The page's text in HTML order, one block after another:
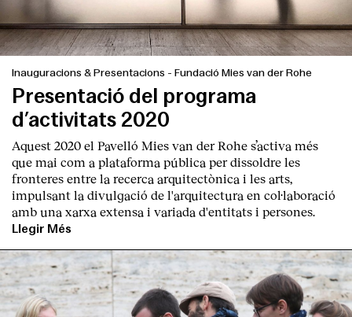
Inauguracions & Presentacions - Fundació Mies van der Rohe
Presentació del programa
d’activitats 2020
Aquest 2020 el Pavelló Mies van der Rohe s’activa més
que mai com a plataforma pública per dissoldre les
fronteres entre la recerca arquitectònica i les arts,
impulsant la divulgació de l'arquitectura en col·laboració
amb una xarxa extensa i variada d'entitats i persones.
Llegir Més